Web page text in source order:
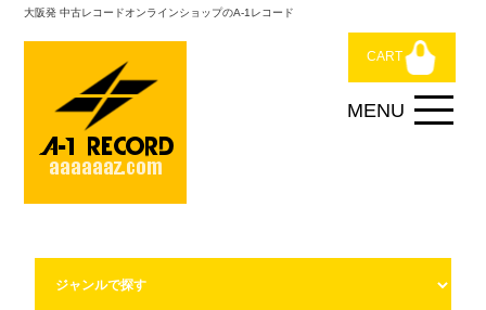
大阪発 中古レコードオンラインショップのA-1レコード
CART